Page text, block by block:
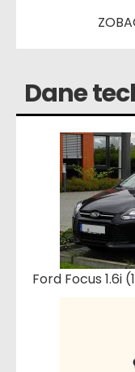
Dane
Ford Focus 1.6i